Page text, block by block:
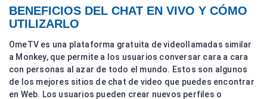
BENEFICIOS DEL CHAT EN VIVO Y CÓMO
UTILIZARLO
OmeTV es una plataforma gratuita de videollamadas similar
a Monkey, que permite a los usuarios conversar cara a cara
con personas al azar de todo el mundo. Estos son algunos
de los mejores sitios de chat de video que puedes encontrar
en Web. Los usuarios pueden crear nuevos perfiles o